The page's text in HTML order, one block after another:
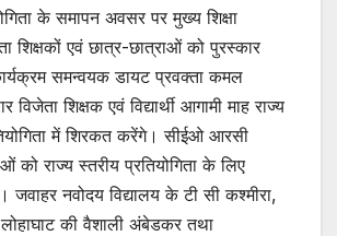
के समापन अवसर पर मुख्य शिक्षा
शिक्षकों एवं छात्र-छात्राओं को पुरस्कार
समन्वयक डायट प्रवक्ता कमल
शिक्षक एवं विद्यार्थी आगामी माह राज्य
में शिरकत करेंगे। सीईओ आरसी
को राज्य स्तरीय प्रतियोगिता के लिए
जवाहर नवोदय विद्यालय के टी सी कश्मीरा,
लोहाघाट की वैशाली अंबेडकर तथा